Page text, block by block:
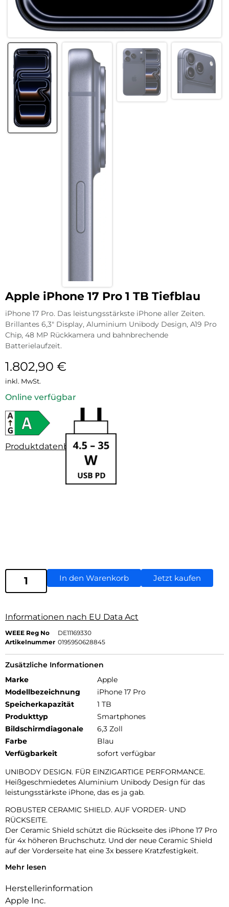
Apple iPhone 17 Pro 1 TB Tiefblau
iPhone 17 Pro. Das leistungsstärkste iPhone aller Zeiten.
Brillantes 6,3″ Display, Aluminium Unibody Design, A19 Pro
Chip, 48 MP Rückkamera und bahnbrechende
Batterielaufzeit.
1.802,90 €
inkl. MwSt.
Online verfügbar
Produktdatenblatt
In den Warenkorb Jetzt kaufen
Informationen nach EU Data Act
WEEE Reg No
DE11169330
Artikelnummer 0195950628845
Zusätzliche Informationen
Marke
Apple
Modellbezeichnung
iPhone 17 Pro
Speicherkapazität
1 TB
Produkttyp
Smartphones
Bildschirmdiagonale
6,3 Zoll
Farbe
Blau
Verfügbarkeit
sofort verfügbar
UNIBODY DESIGN. FÜR EINZIGARTIGE PERFORMANCE.
Heißgeschmiedetes Aluminium Unibody Design für das
leistungsstärkste iPhone, das es ja gab.
ROBUSTER CERAMIC SHIELD. AUF VORDER- UND
RÜCKSEITE.
Der Ceramic Shield schützt die Rückseite des iPhone 17 Pro
für 4x höheren Bruchschutz. Und der neue Ceramic Shield
auf der Vorderseite hat eine 3x bessere Kratzfestigkeit.
DAS ULTIMATIVE PRO KAMERA-SYSTEM.
dem größten Zoombereich, den es je bei einem iPhone gab.
Das ist wie 8 Pro Objektive in deiner Hosentasche.
Mehr lesen
Herstellerinformation
Apple Inc.